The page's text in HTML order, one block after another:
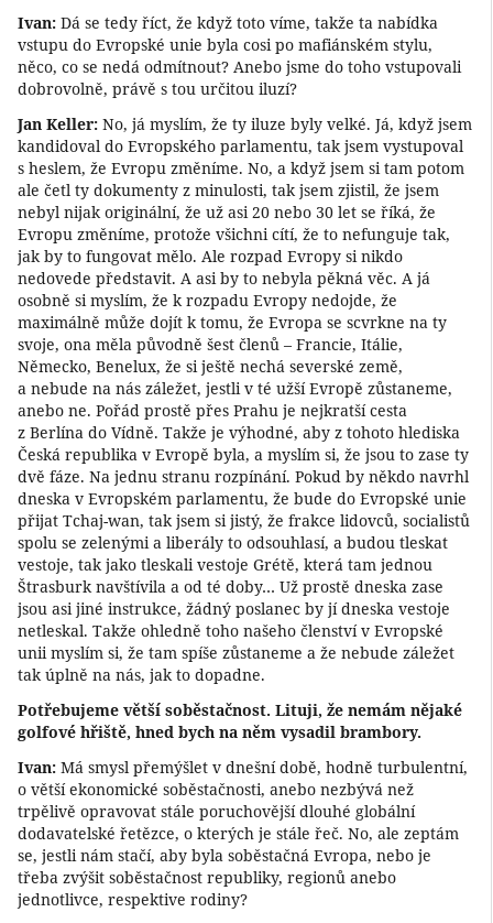
Ivan: Dá se tedy říct, že když toto víme, takže ta nabídka
vstupu do Evropské unie byla cosi po mafiánském stylu,
něco, co se nedá odmítnout? Anebo jsme do toho vstupovali
dobrovolně, právě s tou určitou iluzí?
Jan Keller: No, já myslím, že ty iluze byly velké. Já, když jsem
kandidoval do Evropského parlamentu, tak jsem vystupoval
s heslem, že Evropu změníme. No, a když jsem si tam potom
ale četl ty dokumenty z minulosti, tak jsem zjistil, že jsem
nebyl nijak originální, že už asi 20 nebo 30 let se říká, že
Evropu změníme, protože všichni cítí, že to nefunguje tak,
jak by to fungovat mělo. Ale rozpad Evropy si nikdo
nedovede představit. A asi by to nebyla pěkná věc. A já
osobně si myslím, že k rozpadu Evropy nedojde, že
maximálně může dojít k tomu, že Evropa se scvrkne na ty
svoje, ona měla původně šest členů – Francie, Itálie,
Německo, Benelux, že si ještě nechá severské země,
a nebude na nás záležet, jestli v té užší Evropě zůstaneme,
anebo ne. Pořád prostě přes Prahu je nejkratší cesta
z Berlína do Vídně. Takže je výhodné, aby z tohoto hlediska
Česká republika v Evropě byla, a myslím si, že jsou to zase ty
dvě fáze. Na jednu stranu rozpínání. Pokud by někdo navrhl
dneska v Evropském parlamentu, že bude do Evropské unie
přijat Tchaj-wan, tak jsem si jistý, že frakce lidovců, socialistů
spolu se zelenými a liberály to odsouhlasí, a budou tleskat
vestoje, tak jako tleskali vestoje Grétě, která tam jednou
Štrasburk navštívila a od té doby… Už prostě dneska zase
jsou asi jiné instrukce, žádný poslanec by jí dneska vestoje
netleskal. Takže ohledně toho našeho členství v Evropské
unii myslím si, že tam spíše zůstaneme a že nebude záležet
tak úplně na nás, jak to dopadne.
Potřebujeme větší soběstačnost. Lituji, že nemám nějaké
golfové hřiště, hned bych na něm vysadil brambory.
Ivan: Má smysl přemýšlet v dnešní době, hodně turbulentní,
o větší ekonomické soběstačnosti, anebo nezbývá než
trpělivě opravovat stále poruchovější dlouhé globální
dodavatelské řetězce, o kterých je stále řeč. No, ale zeptám
se, jestli nám stačí, aby byla soběstačná Evropa, nebo je
třeba zvýšit soběstačnost republiky, regionů anebo
jednotlivce, respektive rodiny?